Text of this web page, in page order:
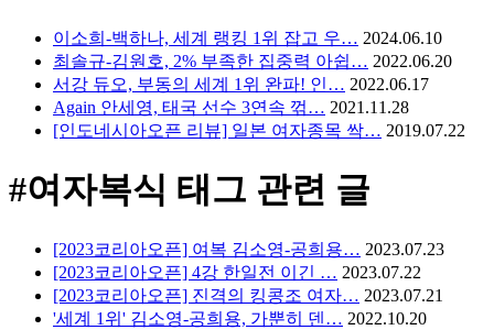
이소희-백하나, 세계 랭킹 1위 잡고 우… 2024.06.10
최솔규-김원호, 2% 부족한 집중력 아쉽… 2022.06.20
서강 듀오, 부동의 세계 1위 완파! 인… 2022.06.17
Again 안세영, 태국 선수 3연속 꺾… 2021.11.28
[인도네시아오픈 리뷰] 일본 여자종목 싹… 2019.07.22
#여자복식 태그 관련 글
[2023코리아오픈] 여복 김소영-공희용… 2023.07.23
[2023코리아오픈] 4강 한일전 이긴 … 2023.07.22
[2023코리아오픈] 진격의 킹콩조 여자… 2023.07.21
'세계 1위' 김소영-공희용, 가뿐히 덴… 2022.10.20